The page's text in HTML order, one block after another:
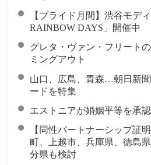
【プライド月間】渋谷モデ
RAINBOW DAYS」開催中
グレタ・ヴァン・フリート
ミングアウト
山口、広島、青森…朝日新
ードを特集
エストニアが婚姻平等を承
【同性パートナーシップ証
町、上越市、兵庫県、徳島
分県も検討